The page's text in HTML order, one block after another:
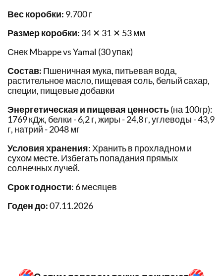
Вес коробки: 9.700 г
Размер коробки: 34 ✕ 31 ✕ 53 мм
Снек Mbappe vs Yamal (30 упак)
Состав: Пшеничная мука, питьевая вода,
растительное масло, пищевая соль, белый сахар,
специи, пищевые добавки
Энергетическая и пищевая ценность(на 100гр):
1769 кДж, белки - 6,2 г, жиры - 24,8 г, углеводы - 43,9
г, натрий - 2048 мг
Условия хранения: Хранить в прохладном и
сухом месте. Избегать попадания прямых
солнечных лучей.
Срок годности: 6 месяцев
Годен до:07.11.2026